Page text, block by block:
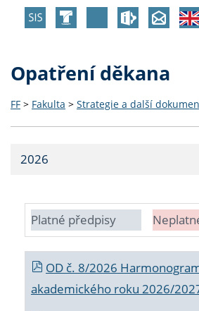
Opatření děkana
FF > Fakulta > Strategie a další
2026
Platné předpisy
OD č. 8/2026
akademického roku 2026/